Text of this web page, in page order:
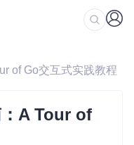
of Go交互式实践教程
A Tour of